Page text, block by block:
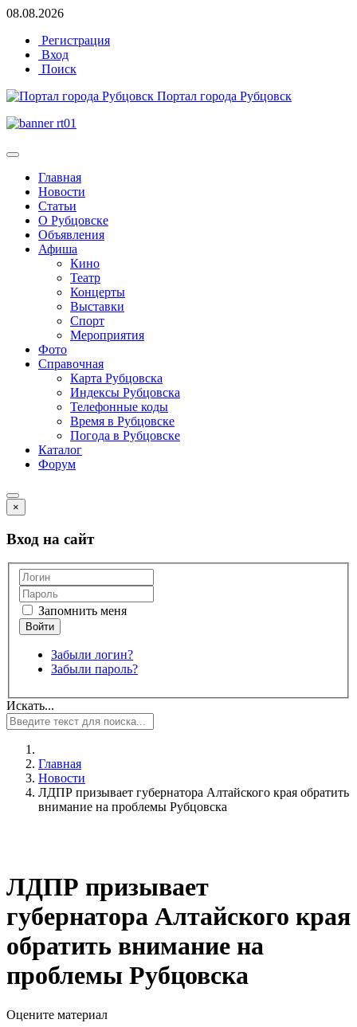
08.08.2026
Регистрация
Вход
Поиск
Портал города Рубцовск
Главная
Новости
Статьи
О Рубцовске
Объявления
Афиша
Кино
Театр
Концерты
Выставки
Спорт
Мероприятия
Фото
Справочная
Карта Рубцовска
Индексы Рубцовска
Телефонные коды
Время в Рубцовске
Погода в Рубцовске
Каталог
Форум
×
Вход на сайт
Запомнить меня
Забыли логин?
Забыли пароль?
Искать...
Главная
Новости
ЛДПР призывает губернатора Алтайского края обратить
внимание на проблемы Рубцовска
ЛДПР призывает
губернатора Алтайского края
обратить внимание на
проблемы Рубцовска
Оцените материал